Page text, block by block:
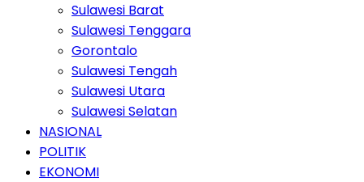
Sulawesi Barat
Sulawesi Tenggara
Gorontalo
Sulawesi Tengah
Sulawesi Utara
Sulawesi Selatan
NASIONAL
POLITIK
EKONOMI